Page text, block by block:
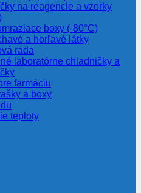
na reagencie a vzorky
boxy (-80°C)
a horľavé látky
rada
laboratórne chladničky a
farmáciu
a boxy
teploty